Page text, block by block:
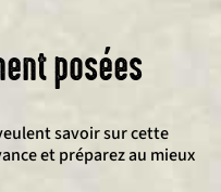
posées
savoir sur cette
et préparez au mieux